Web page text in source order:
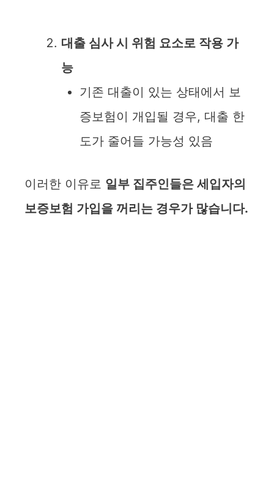
대출 심사 시 위험 요소로 작용 가
능
기존 대출이 있는 상태에서 보
증보험이 개입될 경우, 대출 한
도가 줄어들 가능성 있음
이러한 이유로 일부 집주인들은 세입자의
보증보험 가입을 꺼리는 경우가 많습니다.